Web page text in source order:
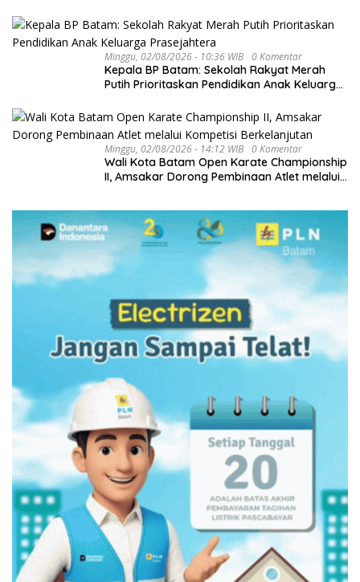
Minggu, 02/08/2026 - 10:36 WIB 0 Komentar
Kepala BP Batam: Sekolah Rakyat Merah
Putih Prioritaskan Pendidikan Anak Keluarga
Minggu, 02/08/2026 - 14:12 WIB 0 Komentar
Wali Kota Batam Open Karate Championship
II, Amsakar Dorong Pembinaan Atlet melalui